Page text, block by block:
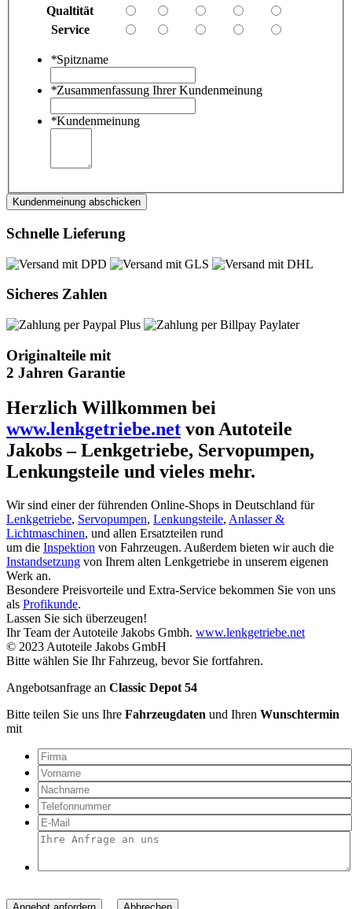
Qualtität
Service
*Spitzname
*Zusammenfassung Ihrer Kundenmeinung
*Kundenmeinung
Kundenmeinung abschicken
Schnelle Lieferung
Sicheres Zahlen
Originalteile mit
2 Jahren Garantie
Herzlich Willkommen bei
www.lenkgetriebe.net von Autoteile
Jakobs – Lenkgetriebe, Servopumpen,
Lenkungsteile und vieles mehr.
Wir sind einer der führenden Online-Shops in Deutschland für
Lenkgetriebe, Servopumpen, Lenkungsteile, Anlasser &
Lichtmaschinen, und allen Ersatzteilen rund
um die Inspektion von Fahrzeugen. Außerdem bieten wir auch die
Instandsetzung von Ihrem alten Lenkgetriebe in unserem eigenen
Werk an.
Besondere Preisvorteile und Extra-Service bekommen Sie von uns
als Profikunde.
Lassen Sie sich überzeugen!
Ihr Team der Autoteile Jakobs Gmbh. www.lenkgetriebe.net
© 2023 Autoteile Jakobs GmbH
Bitte wählen Sie Ihr Fahrzeug, bevor Sie fortfahren.
Angebotsanfrage an Classic Depot 54
Bitte teilen Sie uns Ihre Fahrzeugdaten und Ihren Wunschtermin
mit